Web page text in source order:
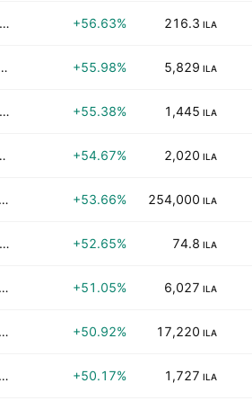
Bram Industries Ltd. +56.63% 216.3 ILA
Ltd +55.98% 5,829 ILA
WeSure Global Tech Ltd. +55.38% 1,445 ILA
Ltd. +54.67% 2,020 ILA
Elbit Systems Ltd +53.66% 254,000 ILA
Avrot Industries Ltd. +52.65% 74.8 ILA
Ltd. +51.05% 6,027 ILA
Phoenix Financial Ltd +50.92% 17,220 ILA
Tera Light Ltd. +50.17% 1,727 ILA